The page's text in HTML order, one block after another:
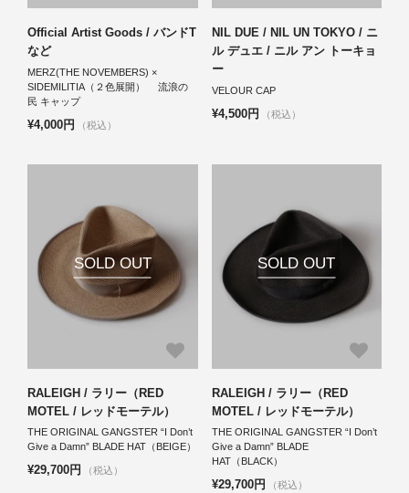
Official Artist Goods / バンドT
など
MERZ(THE NOVEMBERS) ×
SIDEMILITIA（２色展開） 流浪の
民 キャップ
¥4,000円 （税込）
NIL DUE / NIL UN TOKYO / ニ
ル デュエ / ニル アン トーキョ
ー
VELOUR CAP
¥4,500円 （税込）
SOLD OUT
RALEIGH / ラリー（RED
MOTEL / レッドモーテル）
THE ORIGINAL GANGSTER “I Don’t
Give a Damn” BLADE HAT（BEIGE）
¥29,700円 （税込）
SOLD OUT
RALEIGH / ラリー（RED
MOTEL / レッドモーテル）
THE ORIGINAL GANGSTER “I Don’t
Give a Damn” BLADE
HAT（BLACK）
¥29,700円 （税込）